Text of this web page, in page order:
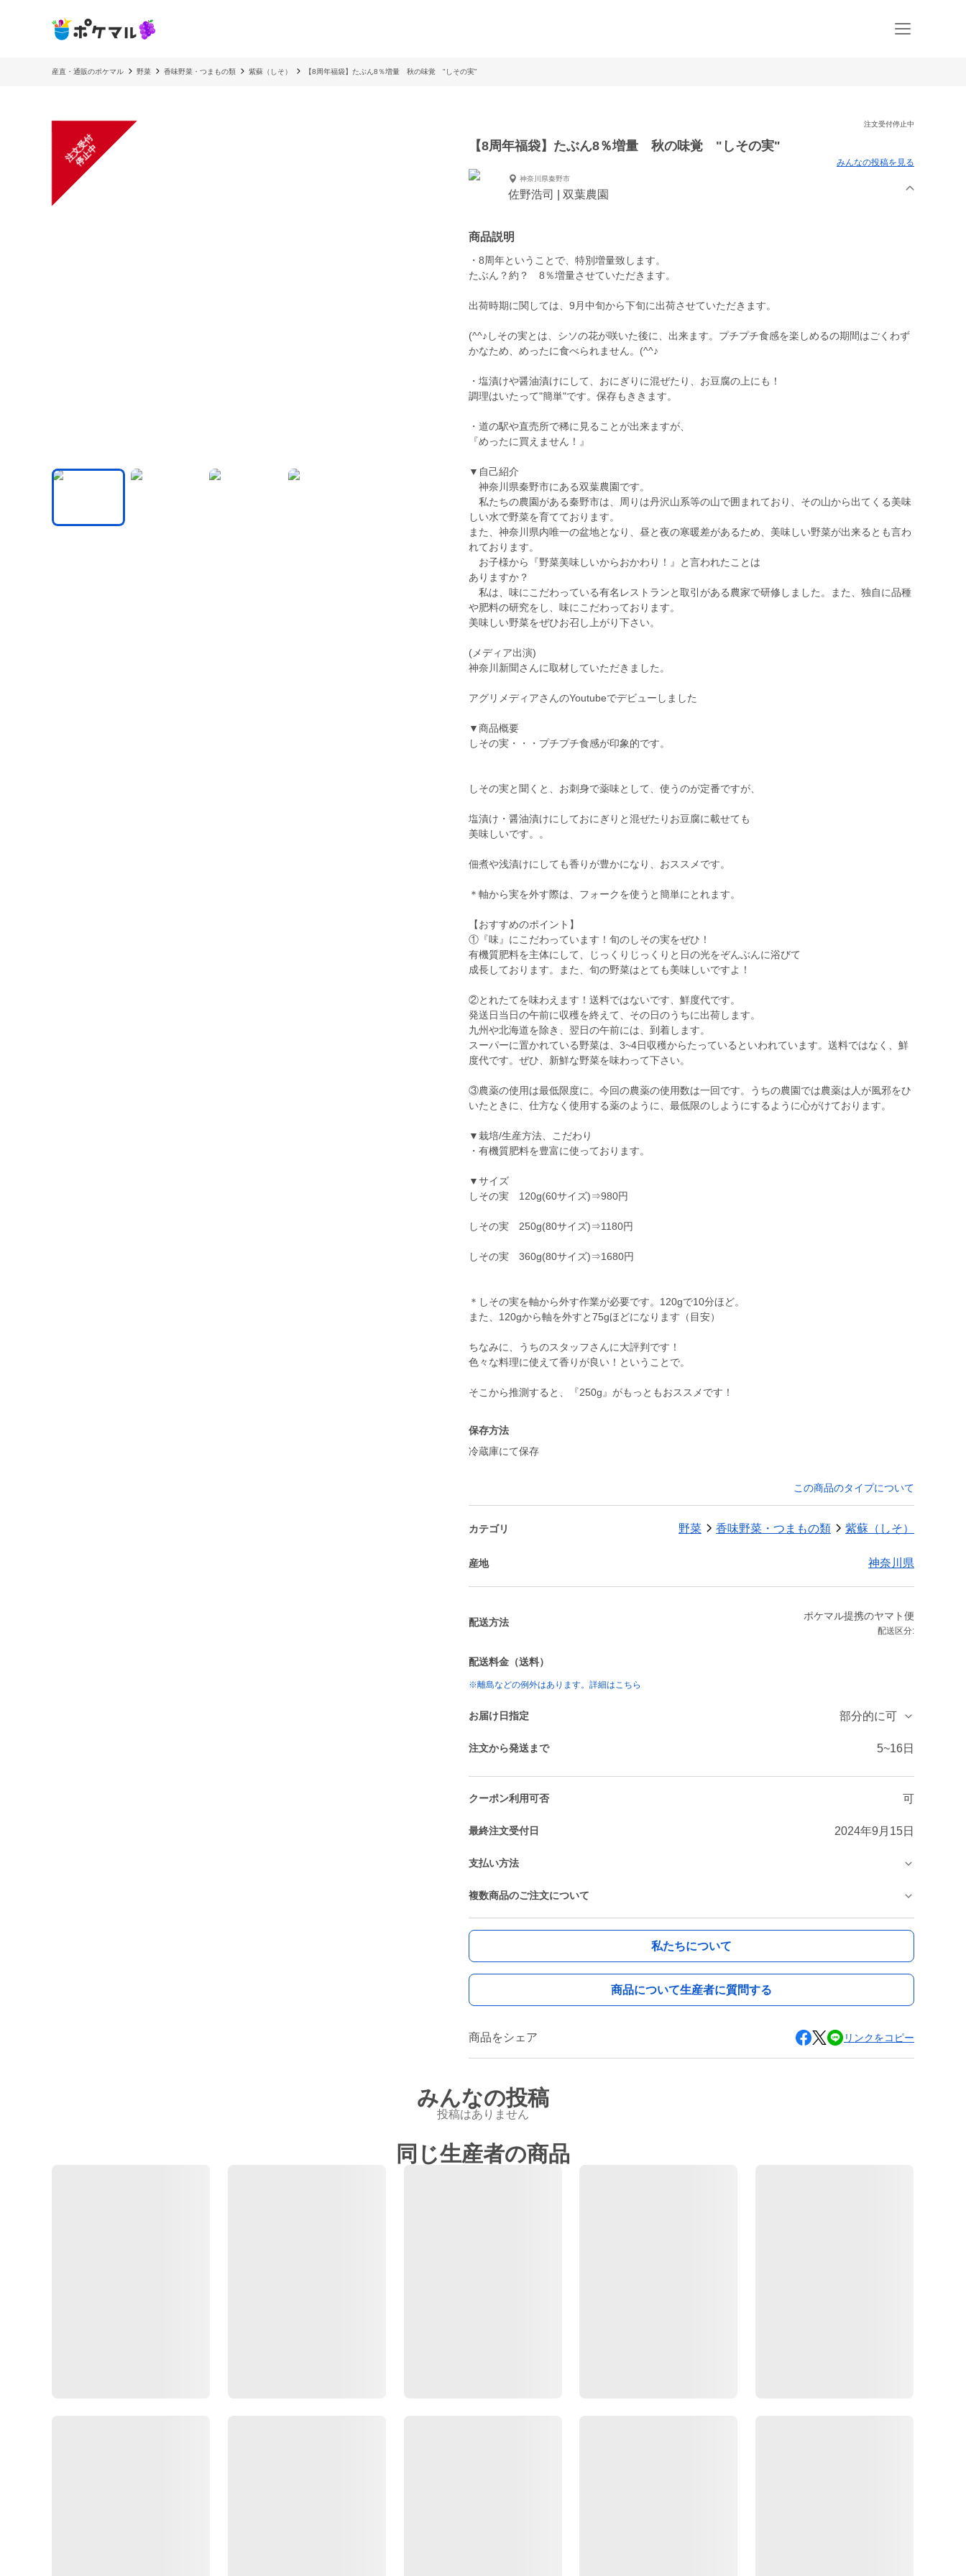
産直・通販のポケマル 野菜 香味野菜・つまもの類 紫蘇（しそ） 【8周年福袋】たぶん8％増量 秋の味覚 "しその実"
注
文
受
付
停
止
中
注文受付停止中
【8周年福袋】たぶん8％増量 秋の味覚 "しその実"
みんなの投稿を見る
神奈川県秦野市
佐野浩司 | 双葉農園
商品説明
・8周年ということで、特別増量致します。
たぶん？約？ 8％増量させていただきます。
出荷時期に関しては、9月中旬から下旬に出荷させていただきます。
(^^♪しその実とは、シソの花が咲いた後に、出来ます。プチプチ食感を楽しめるの期間はごくわず
かなため、めったに食べられません。(^^♪
・塩漬けや醤油漬けにして、おにぎりに混ぜたり、お豆腐の上にも！
調理はいたって"簡単"です。保存もききます。
・道の駅や直売所で稀に見ることが出来ますが、
『めったに買えません！』
▼自己紹介
神奈川県秦野市にある双葉農園です。
私たちの農園がある秦野市は、周りは丹沢山系等の山で囲まれており、その山から出てくる美味
しい水で野菜を育てております。
また、神奈川県内唯一の盆地となり、昼と夜の寒暖差があるため、美味しい野菜が出来るとも言わ
れております。
お子様から『野菜美味しいからおかわり！』と言われたことは
ありますか？
私は、味にこだわっている有名レストランと取引がある農家で研修しました。また、独自に品種
や肥料の研究をし、味にこだわっております。
美味しい野菜をぜひお召し上がり下さい。
(メディア出演)
神奈川新聞さんに取材していただきました。
アグリメディアさんのYoutubeでデビューしました
▼商品概要
しその実・・・プチプチ食感が印象的です。
しその実と聞くと、お刺身で薬味として、使うのが定番ですが、
塩漬け・醤油漬けにしておにぎりと混ぜたりお豆腐に載せても
美味しいです。。
佃煮や浅漬けにしても香りが豊かになり、おススメです。
＊軸から実を外す際は、フォークを使うと簡単にとれます。
【おすすめのポイント】
①『味』にこだわっています！旬のしその実をぜひ！
有機質肥料を主体にして、じっくりじっくりと日の光をぞんぶんに浴びて
成長しております。また、旬の野菜はとても美味しいですよ！
②とれたてを味わえます！送料ではないです、鮮度代です。
発送日当日の午前に収穫を終えて、その日のうちに出荷します。
九州や北海道を除き、翌日の午前には、到着します。
スーパーに置かれている野菜は、3~4日収穫からたっているといわれています。送料ではなく、鮮
度代です。ぜひ、新鮮な野菜を味わって下さい。
③農薬の使用は最低限度に。今回の農薬の使用数は一回です。うちの農園では農薬は人が風邪をひ
いたときに、仕方なく使用する薬のように、最低限のしようにするように心がけております。
▼栽培/生産方法、こだわり
・有機質肥料を豊富に使っております。
▼サイズ
しその実 120g(60サイズ)⇒980円
しその実 250g(80サイズ)⇒1180円
しその実 360g(80サイズ)⇒1680円
＊しその実を軸から外す作業が必要です。120gで10分ほど。
また、120gから軸を外すと75gほどになります（目安）
ちなみに、うちのスタッフさんに大評判です！
色々な料理に使えて香りが良い！ということで。
保存方法
冷蔵庫にて保存
この商品のタイプについて
カテゴリ 野菜 香味野菜・つまもの類 紫蘇（しそ）
産地 神奈川県
配送方法
ポケマル提携のヤマト便
配送区分:
配送料金（送料）
※離島などの例外はあります。詳細はこちら
お届け日指定 部分的に可
注文から発送まで 5~16日
クーポン利用可否 可
最終注文受付日 2024年9月15日
支払い方法
複数商品のご注文について
私たちについて
商品について生産者に質問する
商品をシェア リンクをコピー
みんなの投稿
投稿はありません
同じ生産者の商品